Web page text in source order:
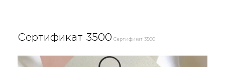
Сертификат 3500 Сертификат 3500